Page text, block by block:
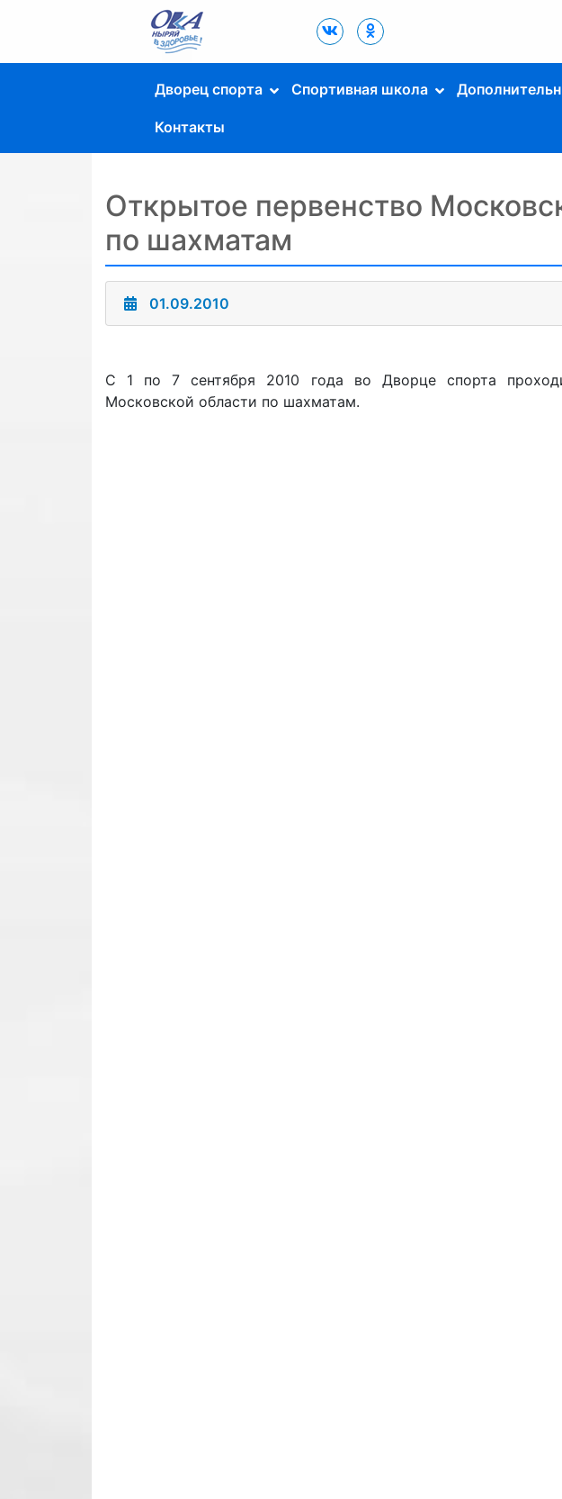
Дворец Спорта
"Ока" г. Пущино
Дворец спорта Спортивная школа
Контакты
Открытое первенство
по шахматам
01.09.2010
С 1 по 7 сентября 2010 года во Дворце спорта
Московской области по шахматам.